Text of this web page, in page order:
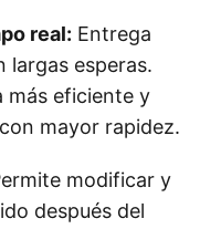
real: Entrega
largas esperas.
más eficiente y
mayor rapidez.
modificar y
después del